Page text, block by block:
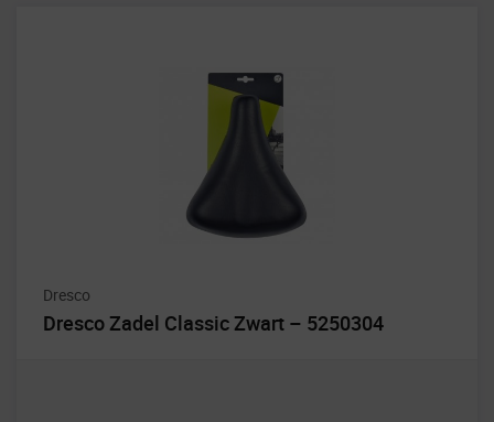
Dresco
Dresco Zadel Classic Zwart – 5250304